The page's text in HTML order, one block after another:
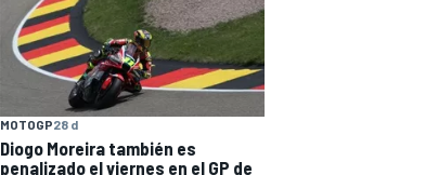
MOTOGP28 d
Diogo Moreira también es
penalizado el viernes en el GP de